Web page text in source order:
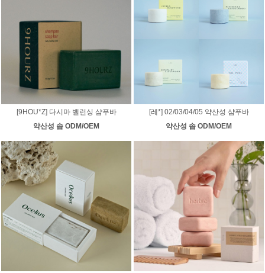
[9HOU*Z] 다시마 밸런싱 샴푸바
약산성 솝 ODM/OEM
[레*] 02/03/04/05 약산성 샴푸바
약산성 솝 ODM/OEM